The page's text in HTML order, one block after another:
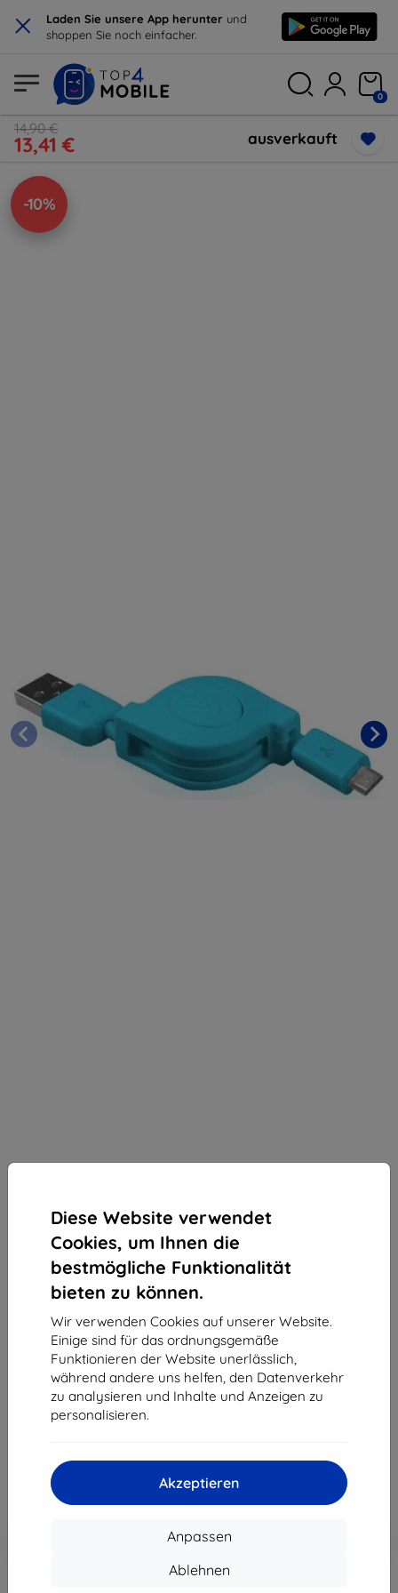
× Laden Sie unsere App herunter und
shoppen Sie noch einfacher.
Diese Website verwendet
Cookies, um Ihnen die
bestmögliche Funktionalität
bieten zu können.
Wir verwenden Cookies auf unserer Website.
Einige sind für das ordnungsgemäße
Funktionieren der Website unerlässlich,
während andere uns helfen, den Datenverkehr
zu analysieren und Inhalte und Anzeigen zu
personalisieren.
Akzeptieren
Anpassen
Ablehnen
0
14,90 €
13,41 € ausverkauft
-10%
SBS Mobile dátový kábel USB - Micro USB Modrý
Produktbeschreibung
14,90 €
13,41 €
ohne MWSt
Rabatt mit Gutschein